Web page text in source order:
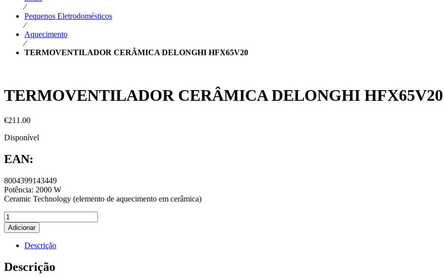
⁄
Pequenos Eletrodomésticos
⁄
Aquecimento
⁄
TERMOVENTILADOR CERÂMICA DELONGHI HFX65V20
TERMOVENTILADOR CERÂMICA DELONGHI HFX65V20
€211.00
Disponível
EAN:
8004399143449
Potência: 2000 W
Ceramic Technology (elemento de aquecimento em cerâmica)
Adicionar
Descrição
Descrição